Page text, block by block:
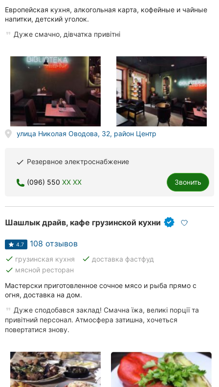
Европейская кухня, алкогольная карта, кофейные и чайные
напитки, детский уголок.
Дуже смачно, дівчатка привітні
улица Николая Оводова, 32, район Центр
done Резервное электроснабжение
(096) 550 XX XX Звонить
Шашлык драйв, кафе грузинской кухни
4.7 108 отзывов
done грузинская кухня done доставка фастфуд
done мясной ресторан
Мастерски приготовленное сочное мясо и рыба прямо с
огня, доставка на дом.
Дуже сподобався заклад! Смачна їжа, великі порції та
привітний персонал. Атмосфера затишна, хочеться
повертатися знову.